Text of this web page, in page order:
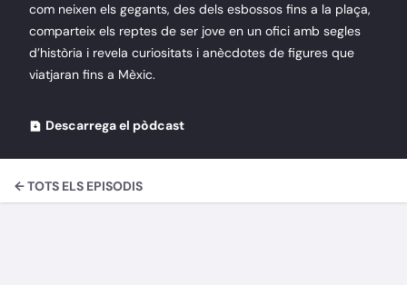
com neixen els gegants, des dels esbossos fins a la plaça,
comparteix els reptes de ser jove en un ofici amb segles
d’història i revela curiositats i anècdotes de figures que
viatjaran fins a Mèxic.
Descarrega el pòdcast
← TOTS ELS EPISODIS